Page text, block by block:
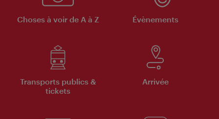
Choses à voir de A à Z Évènements
Transports publics &
tickets
Arrivée